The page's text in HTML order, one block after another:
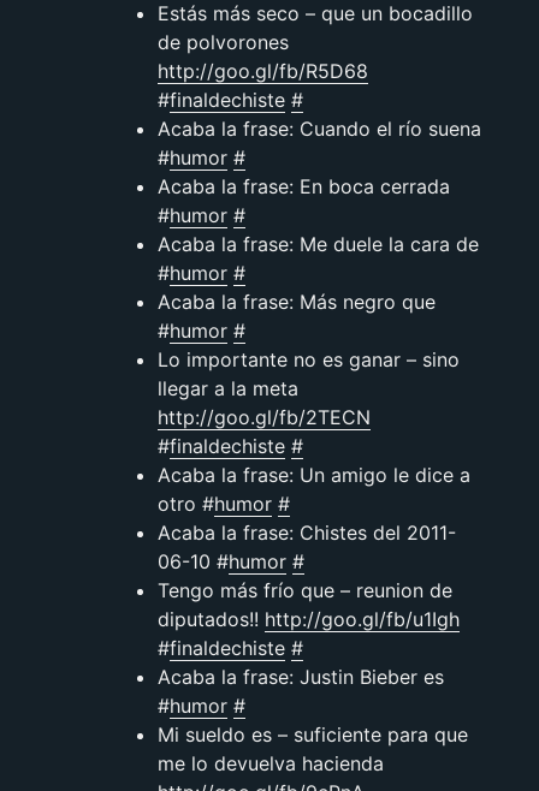
Estás más seco – que un bocadillo
de polvorones
http://goo.gl/fb/R5D68
#finaldechiste #
Acaba la frase: Cuando el río suena
#humor #
Acaba la frase: En boca cerrada
#humor #
Acaba la frase: Me duele la cara de
#humor #
Acaba la frase: Más negro que
#humor #
Lo importante no es ganar – sino
llegar a la meta
http://goo.gl/fb/2TECN
#finaldechiste #
Acaba la frase: Un amigo le dice a
otro #humor #
Acaba la frase: Chistes del 2011-
06-10 #humor #
Tengo más frío que – reunion de
diputados!! http://goo.gl/fb/u1Igh
#finaldechiste #
Acaba la frase: Justin Bieber es
#humor #
Mi sueldo es – suficiente para que
me lo devuelva hacienda